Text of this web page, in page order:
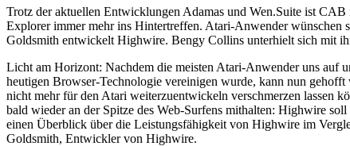
Trotz der aktuellen Entwicklungen Adamas und Wen.Suite ist
Explorer immer mehr ins Hintertreffen. Atari-Anwender wünschen
Goldsmith entwickelt Highwire. Bengy Collins unterhielt sich mit
Licht am Horizont: Nachdem die meisten Atari-Anwender uns auf
heutigen Browser-Technologie vereinigen wurde, kann nun
nicht mehr für den Atari weiterzuentwickeln verschmerzen lassen
bald wieder an der Spitze des Web-Surfens mithalten: Highwire
einen Überblick über die Leistungsfähigkeit von Highwire im
Goldsmith, Entwickler von Highwire.